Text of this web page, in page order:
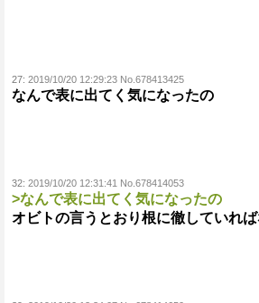
27: 2019/10/20 12:29:23 No.678413425
なんで表に出てく気になったの
32: 2019/10/20 12:31:41 No.678414053
>なんで表に出てく気になったの
オビトの言うとおり根に徹していれ